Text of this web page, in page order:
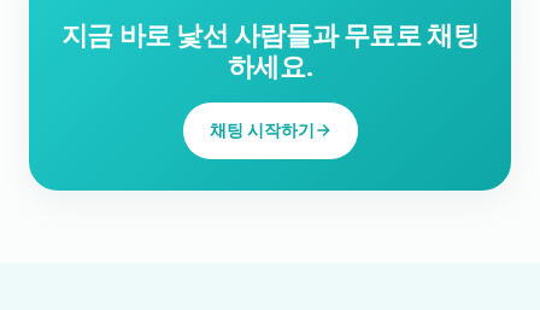
지금 바로 낯선 사람들과 무료로 채팅
하세요.
채팅 시작하기